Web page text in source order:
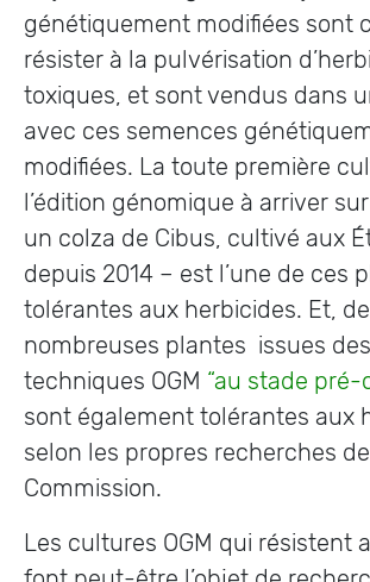
génétiquement modifiées sont
résister à la pulvérisation
toxiques, et sont vendus dans
avec ces semences
modifiées. La toute première
l’édition génomique à arriver
un colza de Cibus, cultivé aux
depuis 2014 – est l’une de ces
tolérantes aux herbicides. Et, de
nombreuses plantes issues
techniques OGM “au stade
sont également tolérantes aux
selon les propres recherches
Commission.
Les cultures OGM qui résistent